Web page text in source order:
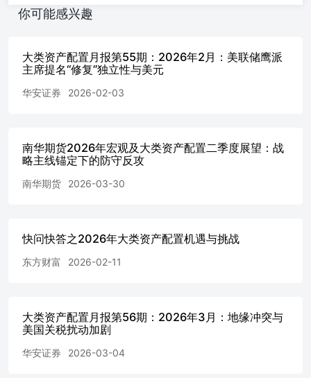
号：S0530523080001yebin@hnchasing.com 相关报告 标的
虑宏观、行业、流动性等因素，我们选择：华泰柏瑞沪深
50ETF、易方达中证红利ETF、南方中证申万有色金属ETF
题ETF、海富通上证城投债ETF、国泰上证5年期国债ETF、
61.18%、2.48%；保守稳健型组合24.41%、58.10%、2.49%
治冲突风险、全球经济增长不及预期、美联储政策不及预期
长期策略，需要投资者对资金的期限进行严格评估，较短或
合进行长期资产配置，请投资者须知！另外，本报告仅供投
选择，需要投资者综合考虑估值及估值以外各项因素，进行
组合表现
置组合归因分析................................................................5 2
议................................................................................93.2基
择
图表目录 图1：财信证券大类资产配置组合2026Q2净值变化
你可能感兴趣
大类资产配置月报第55期：2026年2月：美联储鹰派
主席提名“修复”独立性与美元
华安证券 2026-02-03
南华期货2026年宏观及大类资产配置二季度展望：战
略主线锚定下的防守反攻
南华期货 2026-03-30
快问快答之2026年大类资产配置机遇与挑战
东方财富 2026-02-11
大类资产配置月报第56期：2026年3月：地缘冲突与
美国关税扰动加剧
华安证券 2026-03-04